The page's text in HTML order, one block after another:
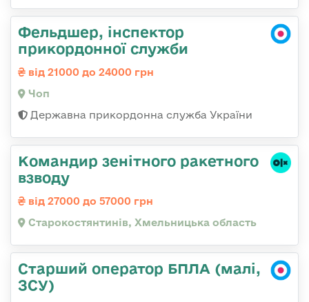
Фельдшер, інспектор
прикордонної служби
від 21000 до 24000 грн
Чоп
Державна прикордонна служба України
Командир зенітного ракетного
взводу
від 27000 до 57000 грн
Старокостянтинів, Хмельницька область
Старший оператор БПЛА (малі,
ЗСУ)